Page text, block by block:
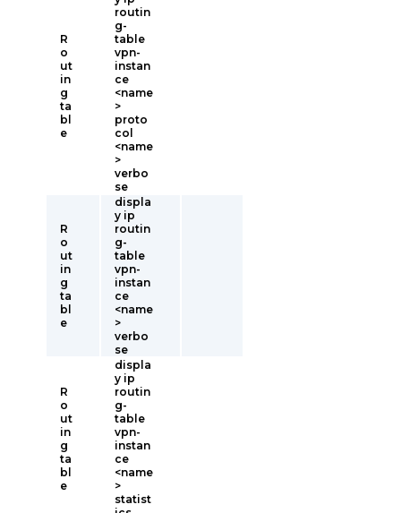
R
o
ut
in
g
ta
bl
e
routin
g-
table
vpn-
instan
ce
<name
>
proto
col
<name
>
verbo
se
R
o
ut
in
g
ta
bl
e
displa
y ip
routin
g-
table
vpn-
instan
ce
<name
>
verbo
se
R
o
ut
in
g
ta
bl
e
displa
y ip
routin
g-
table
vpn-
instan
ce
<name
>
statist